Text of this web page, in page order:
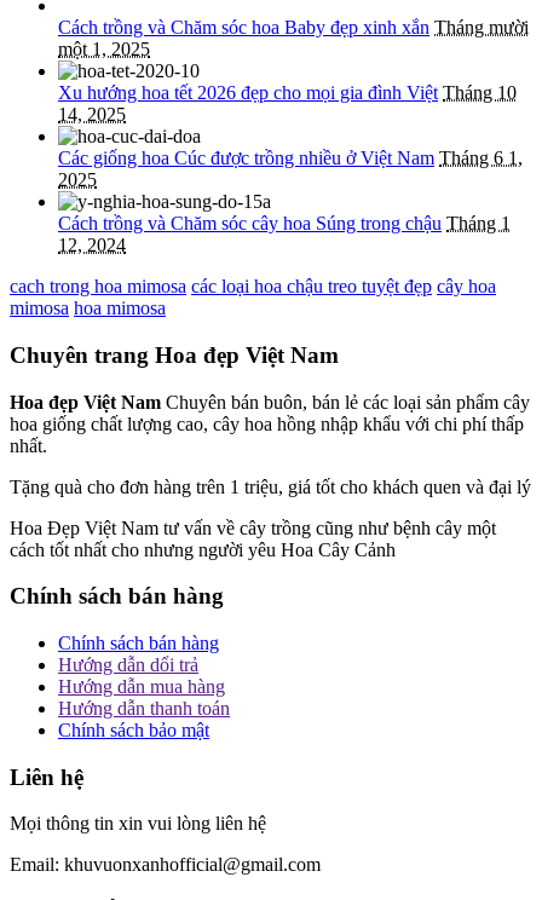
Cách trồng và Chăm sóc hoa Baby đẹp xinh xắn Tháng mười
một 1, 2025
Xu hướng hoa tết 2026 đẹp cho mọi gia đình Việt Tháng 10
14, 2025
Các giống hoa Cúc được trồng nhiều ở Việt Nam Tháng 6 1,
2025
Cách trồng và Chăm sóc cây hoa Súng trong chậu Tháng 1
12, 2024
cach trong hoa mimosa các loại hoa chậu treo tuyệt đẹp cây hoa
mimosa hoa mimosa
Chuyên trang Hoa đẹp Việt Nam
Hoa đẹp Việt Nam Chuyên bán buôn, bán lẻ các loại sản phẩm cây
hoa giống chất lượng cao, cây hoa hồng nhập khẩu với chi phí thấp
nhất.
Tặng quà cho đơn hàng trên 1 triệu, giá tốt cho khách quen và đại lý
Hoa Đẹp Việt Nam tư vấn về cây trồng cũng như bệnh cây một
cách tốt nhất cho nhưng người yêu Hoa Cây Cảnh
Chính sách bán hàng
Chính sách bán hàng
Hướng dẫn dổi trả
Hướng dẫn mua hàng
Hướng dẫn thanh toán
Chính sách bảo mật
Liên hệ
Mọi thông tin xin vui lòng liên hệ
Email: khuvuonxanhofficial@gmail.com